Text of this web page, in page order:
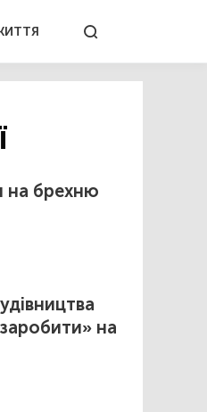
на брехню
на